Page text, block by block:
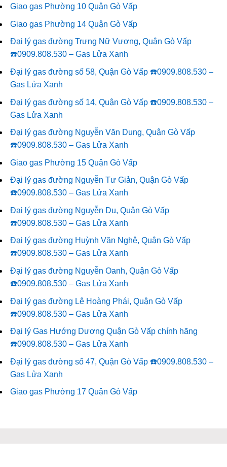
Giao gas Phường 10 Quận Gò Vấp
Giao gas Phường 14 Quận Gò Vấp
Đại lý gas đường Trưng Nữ Vương, Quận Gò Vấp
☎️0909.808.530 – Gas Lửa Xanh
Đại lý gas đường số 58, Quận Gò Vấp ☎️0909.808.530 –
Gas Lửa Xanh
Đại lý gas đường số 14, Quận Gò Vấp ☎️0909.808.530 –
Gas Lửa Xanh
Đại lý gas đường Nguyễn Văn Dung, Quận Gò Vấp
☎️0909.808.530 – Gas Lửa Xanh
Giao gas Phường 15 Quận Gò Vấp
Đại lý gas đường Nguyễn Tư Giản, Quận Gò Vấp
☎️0909.808.530 – Gas Lửa Xanh
Đại lý gas đường Nguyễn Du, Quận Gò Vấp
☎️0909.808.530 – Gas Lửa Xanh
Đại lý gas đường Huỳnh Văn Nghệ, Quận Gò Vấp
☎️0909.808.530 – Gas Lửa Xanh
Đại lý gas đường Nguyễn Oanh, Quận Gò Vấp
☎️0909.808.530 – Gas Lửa Xanh
Đại lý gas đường Lê Hoàng Phái, Quận Gò Vấp
☎️0909.808.530 – Gas Lửa Xanh
Đại lý Gas Hướng Dương Quận Gò Vấp chính hãng
☎️0909.808.530 – Gas Lửa Xanh
Đại lý gas đường số 47, Quận Gò Vấp ☎️0909.808.530 –
Gas Lửa Xanh
Giao gas Phường 17 Quận Gò Vấp